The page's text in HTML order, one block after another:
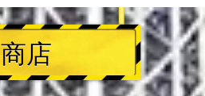
商店